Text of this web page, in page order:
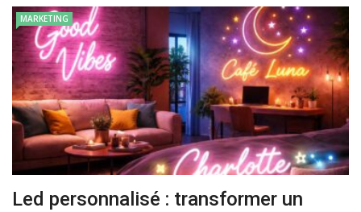
MARKETING
Led personnalisé : transformer un